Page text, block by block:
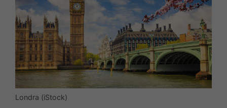
Londra (iStock)